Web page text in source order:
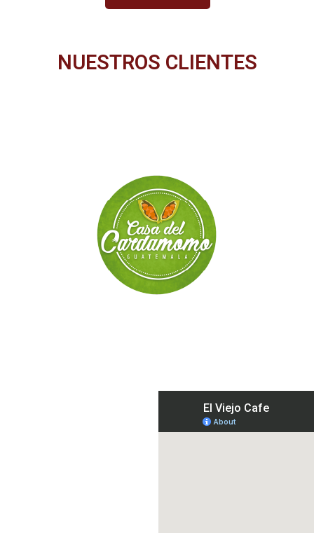
NUESTROS CLIENTES